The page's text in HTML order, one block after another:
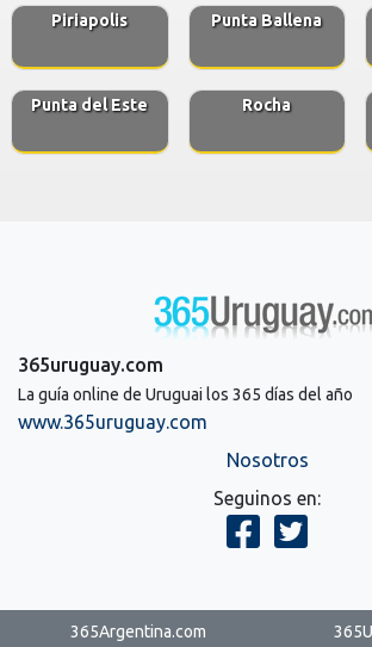
Piriapolis Punta Ballena
Punta del Este Rocha
365uruguay.com
La guía online de Uruguai los 365 días del año
www.365uruguay.com
Nosotros
Seguinos en:
365Argentina.com